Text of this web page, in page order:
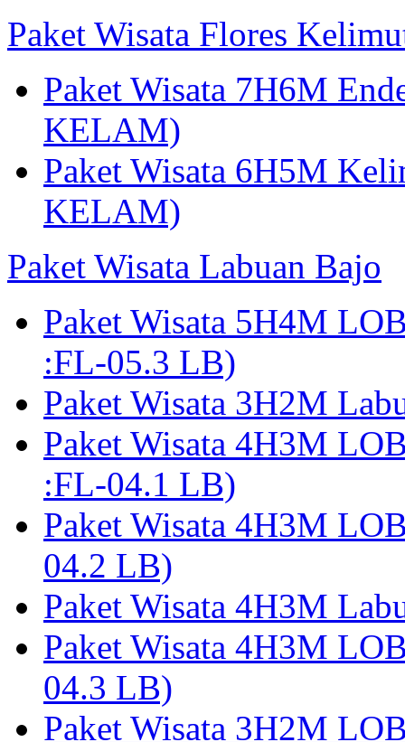
Paket Wisata Flores
Paket Wisata 7H6M
KELAM)
Paket Wisata 6H5M
KELAM)
Paket Wisata Labuan Bajo
Paket Wisata 5H4M
:FL-05.3 LB)
Paket Wisata 3H2M
Paket Wisata 4H3M
:FL-04.1 LB)
Paket Wisata 4H3M
04.2 LB)
Paket Wisata 4H3M
Paket Wisata 4H3M
04.3 LB)
Paket Wisata 3H2M